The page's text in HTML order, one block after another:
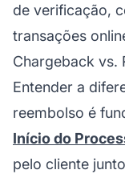
de verificação,
transações
Chargeback vs.
Entender a
reembolso é
Início do
pelo cliente